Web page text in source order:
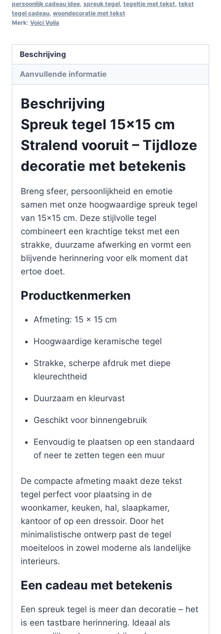
persoonlijk cadeau idee spreuk tegel tegeltje met tekst tekst
tegel cadeau woondecoratie met tekst
Merk: Voici Voila
Beschrijving
Aanvullende informatie
Beschrijving
Spreuk tegel 15×15 cm
Stralend vooruit – Tijdloze
decoratie met betekenis
Breng sfeer, persoonlijkheid en emotie
samen met onze hoogwaardige spreuk tegel
van 15×15 cm. Deze stijlvolle tegel
combineert een krachtige tekst met een
strakke, duurzame afwerking en vormt een
blijvende herinnering voor elk moment dat
ertoe doet.
Productkenmerken
Afmeting: 15 x 15 cm
Hoogwaardige keramische tegel
Strakke, scherpe afdruk met diepe
kleurechtheid
Duurzaam en kleurvast
Geschikt voor binnengebruik
Eenvoudig te plaatsen op een standaard
of neer te zetten tegen een muur
De compacte afmeting maakt deze tekst
tegel perfect voor plaatsing in de
woonkamer, keuken, hal, slaapkamer,
kantoor of op een dressoir. Door het
minimalistische ontwerp past de tegel
moeiteloos in zowel moderne als landelijke
interieurs.
Een cadeau met betekenis
Een spreuk tegel is meer dan decoratie – het
is een tastbare herinnering. Ideaal als